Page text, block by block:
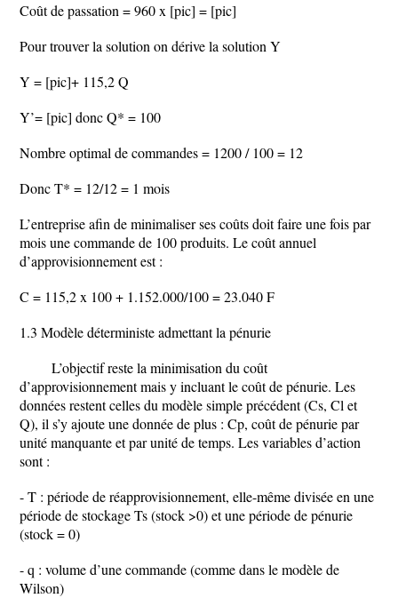
Coût de passation = 960 x [pic] = [pic]
Pour trouver la solution on dérive la solution Y
Y = [pic]+ 115,2 Q
Y’= [pic] donc Q* = 100
Nombre optimal de commandes = 1200 / 100 = 12
Donc T* = 12/12 = 1 mois
L’entreprise afin de minimaliser ses coûts doit faire une fois par
mois une commande de 100 produits. Le coût annuel
d’approvisionnement est :
C = 115,2 x 100 + 1.152.000/100 = 23.040 F
1.3 Modèle déterministe admettant la pénurie
L’objectif reste la minimisation du coût
d’approvisionnement mais y incluant le coût de pénurie. Les
données restent celles du modèle simple précédent (Cs, Cl et
Q), il s’y ajoute une donnée de plus : Cp, coût de pénurie par
unité manquante et par unité de temps. Les variables d’action
sont :
- T : période de réapprovisionnement, elle-même divisée en une
période de stockage Ts (stock >0) et une période de pénurie
(stock = 0)
- q : volume d’une commande (comme dans le modèle de
Wilson)